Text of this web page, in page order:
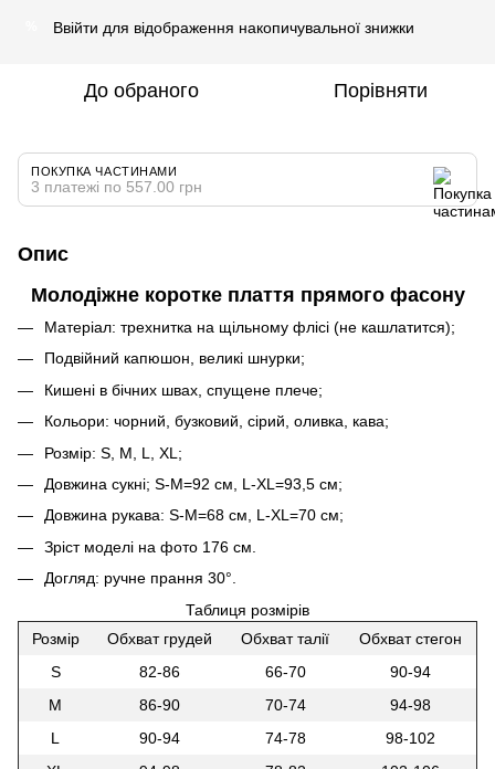
Ввійти для відображення накопичувальної знижки
До обраного Порівняти
ПОКУПКА ЧАСТИНАМИ
3 платежі по 557.00 грн
Опис
Молодіжне коротке плаття прямого фасону
Матеріал: трехнитка на щільному флісі (не кашлатится);
Подвійний капюшон, великі шнурки;
Кишені в бічних швах, спущене плече;
Кольори: чорний, бузковий, сірий, оливка, кава;
Розмір: S, M, L, XL;
Довжина сукні; S-M=92 см, L-XL=93,5 см;
Довжина рукава: S-M=68 см, L-XL=70 см;
Зріст моделі на фото 176 см.
Догляд: ручне прання 30°.
Таблиця розмірів
Розмір
Обхват грудей Обхват талії
Обхват стегон
S
82-86 66-70
90-94
M
86-90 70-74
94-98
L
90-94 74-78
98-102